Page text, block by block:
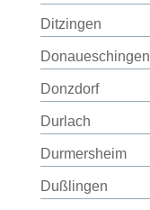
Ditzingen
Donaueschingen
Donzdorf
Durlach
Durmersheim
Dußlingen